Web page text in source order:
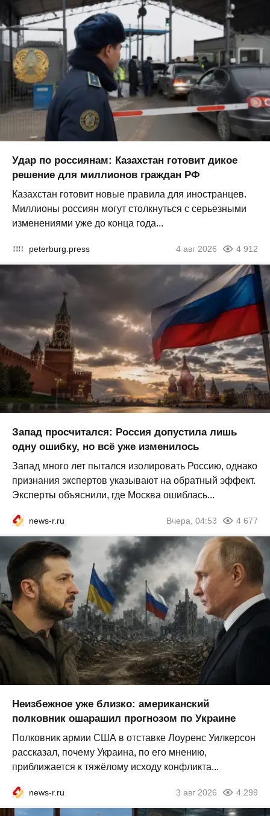
Удар по россиянам: Казахстан готовит дикое
решение для миллионов граждан РФ
Казахстан готовит новые правила для иностранцев.
Миллионы россиян могут столкнуться с серьезными
изменениями уже до конца года...
peterburg.press 4 авг 2026 4 912
Запад просчитался: Россия допустила лишь
одну ошибку, но всё уже изменилось
Запад много лет пытался изолировать Россию, однако
признания экспертов указывают на обратный эффект.
Эксперты объяснили, где Москва ошиблась...
news-r.ru Вчера, 04:53 4 677
Неизбежное уже близко: американский
полковник ошарашил прогнозом по Украине
Полковник армии США в отставке Лоуренс Уилкерсон
рассказал, почему Украина, по его мнению,
приближается к тяжёлому исходу конфликта...
news-r.ru 3 авг 2026 4 299